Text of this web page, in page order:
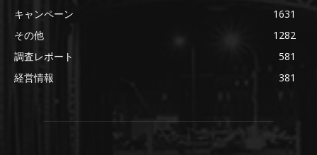
キャンペーン
1631
その他
1282
調査レポート
581
経営情報
381